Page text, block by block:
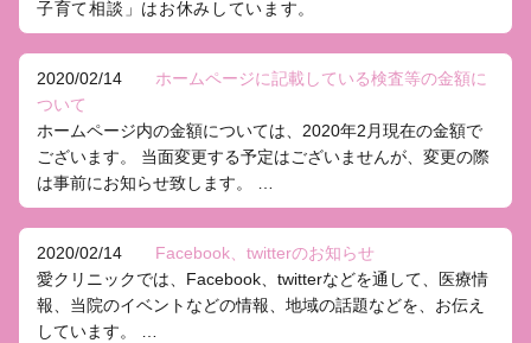
子育て相談」はお休みしています。
2020/02/14
ホームページに記載している検査等の金額に
ついて
ホームページ内の金額については、2020年2月現在の金額で
ございます。 当面変更する予定はございませんが、変更の際
は事前にお知らせ致します。 …
2020/02/14
Facebook、twitterのお知らせ
愛クリニックでは、Facebook、twitterなどを通して、医療情
報、当院のイベントなどの情報、地域の話題などを、お伝え
しています。 …